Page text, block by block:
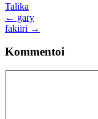
Talika
Artikkelien
selaus
← gary
fakiiri →
Kommentoi